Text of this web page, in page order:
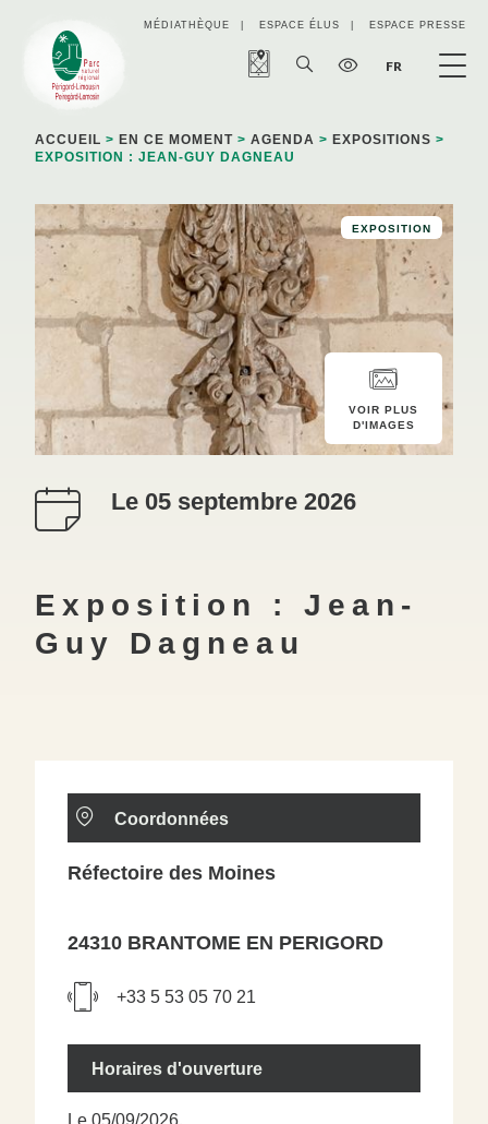
MÉDIATHÈQUE ESPACE ÉLUS ESPACE PRESSE
FR
ACCUEIL > EN CE MOMENT > AGENDA > EXPOSITIONS >
EXPOSITION : JEAN-GUY DAGNEAU
EXPOSITION
VOIR PLUS
D'IMAGES
Le 05 septembre 2026
Exposition : Jean-
Guy Dagneau
Coordonnées
Réfectoire des Moines
24310 BRANTOME EN PERIGORD
+33 5 53 05 70 21
Horaires d'ouverture
Le 05/09/2026.